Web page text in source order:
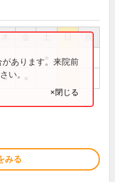
祝
●
あります。来院前
い。
×閉じる
みる